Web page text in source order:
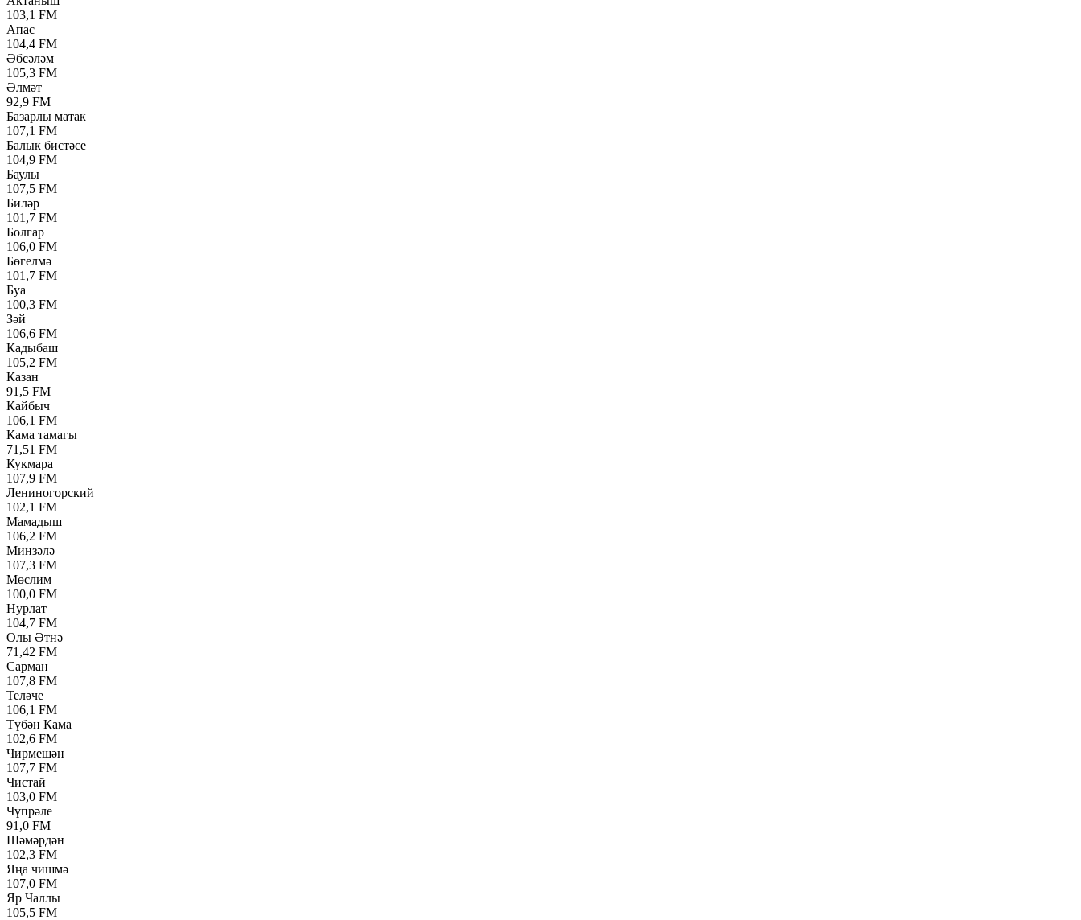
103,1 FM
Апас
104,4 FM
Әбсәләм
105,3 FM
Әлмәт
92,9 FM
Базарлы матак
107,1 FM
Балык бистәсе
104,9 FM
Баулы
107,5 FM
Биләр
101,7 FM
Болгар
106,0 FM
Бөгелмә
101,7 FM
Буа
100,3 FM
Зәй
106,6 FM
Кадыбаш
105,2 FM
Казан
91,5 FM
Кайбыч
106,1 FM
Кама тамагы
71,51 FM
Кукмара
107,9 FM
Лениногорский
102,1 FM
Мамадыш
106,2 FM
Минзәлә
107,3 FM
Мөслим
100,0 FM
Нурлат
104,7 FM
Олы Әтнә
71,42 FM
Сарман
107,8 FM
Теләче
106,1 FM
Түбән Кама
102,6 FM
Чирмешән
107,7 FM
Чистай
103,0 FM
Чүпрәле
91,0 FM
Шәмәрдән
102,3 FM
Яңа чишмә
107,0 FM
Яр Чаллы
105,5 FM